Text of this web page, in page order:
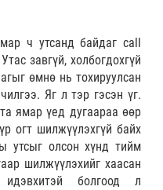
ч утсанд байдаг call
завгүй, холбогдохгүй
өмнө нь тохируулсан
Яг л тэр гэсэн үг.
ямар үед дугаараа өөр
огт шилжүүлэхгүй байх
утсыг олсон хүнд тийм
шилжүүлэхийг хаасан
болгоод л